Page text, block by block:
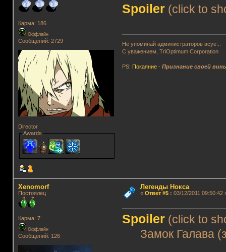
Карма: 186
Оффлайн
Сообщений: 2729
Director
Awards
Spoiler (click to
Не упоминай администраторов всуе...
С уважением, TriOptimum Corporation
PS: Покаяние -Признание своей
Xenomorf
Постоялец
Карма: 7
Оффлайн
Сообщений: 126
Легенды Нокса
« Ответ #5: 03/12/2011 09:50:42
Spoiler (click to
Замок Галава